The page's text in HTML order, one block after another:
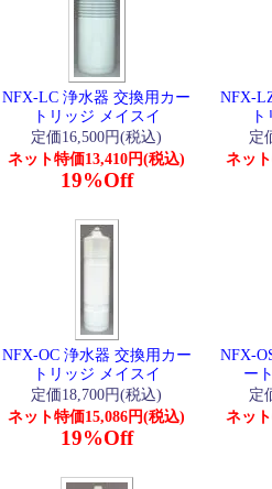
NFX-LC 浄水器 交換用カー
トリッジ メイスイ
定価16,500円(税込)
ネット特価13,410円(税込)
19%Off
NFX-
定
ネッ
NFX-OC 浄水器 交換用カー
トリッジ メイスイ
定価18,700円(税込)
ネット特価15,086円(税込)
19%Off
NFX-
ー
定
ネッ